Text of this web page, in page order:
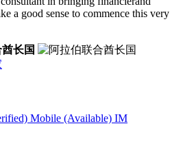
a good sense to commence this very
长国
Mobile (Available) IM